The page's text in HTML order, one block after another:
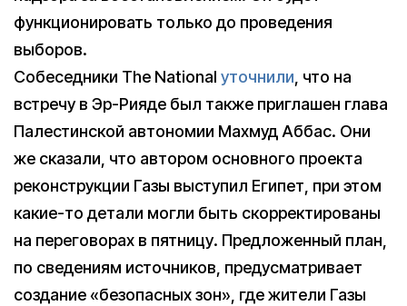
функционировать только до проведения
выборов.
Собеседники The National уточнили, что на
встречу в Эр-Рияде был также приглашен глава
Палестинской автономии Махмуд Аббас. Они
же сказали, что автором основного проекта
реконструкции Газы выступил Египет, при этом
какие-то детали могли быть скорректированы
на переговорах в пятницу. Предложенный план,
по сведениям источников, предусматривает
создание «безопасных зон», где жители Газы